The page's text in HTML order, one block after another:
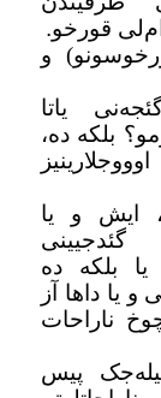
قورخو.
و
یاتا
بلکه ده،
ایش و یا
گئدجیینی
یا بلکه ده
و یا داها آز
ناراحات
پیس